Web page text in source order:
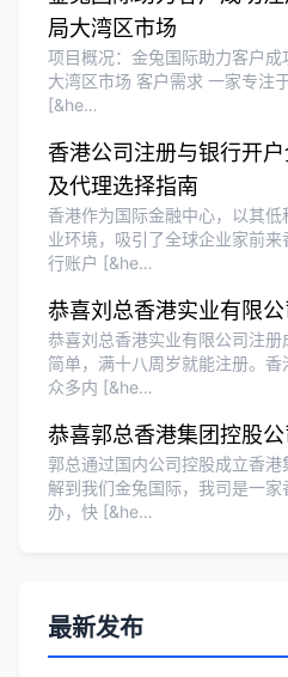
满意
局大湾区市场
项目概况：金兔国际助力客户
大湾区市场​ ​客户需求​ 一家专注
[&he…
香港公司注册与银行开
及代理选择指南
香港作为国际金融中心，以其
业环境，吸引了全球企业家前
行账户 [&he…
恭喜刘总香港实业有限
恭喜刘总香港实业有限公司注
简单，满十八周岁就能注册。
众多内 [&he…
恭喜郭总香港集团控股
郭总通过国内公司控股成立香
解到我们金兔国际，我司是一
办，快 [&he…
最新发布